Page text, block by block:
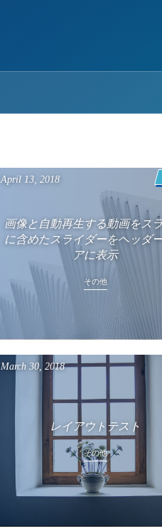
April 13, 2018
画像と自動再生する動画をス
に含めたスライダーをヘッダ
アに表示
その他
March 30, 2018
レイアウトテスト
その他